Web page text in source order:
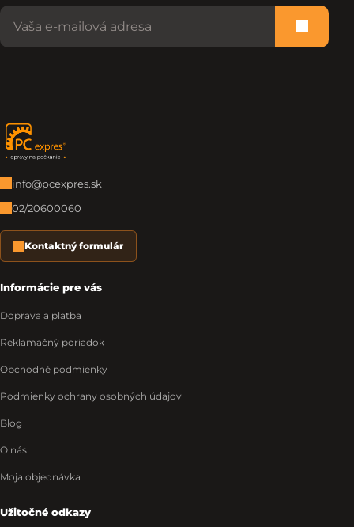
Zápätie
info@pcexpres.sk
02/20600060
Kontaktný formulár
Informácie pre vás
Doprava a platba
Reklamačný poriadok
Obchodné podmienky
Podmienky ochrany osobných údajov
Blog
O nás
Moja objednávka
Užitočné odkazy